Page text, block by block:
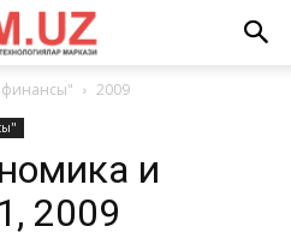
2009
и
2009